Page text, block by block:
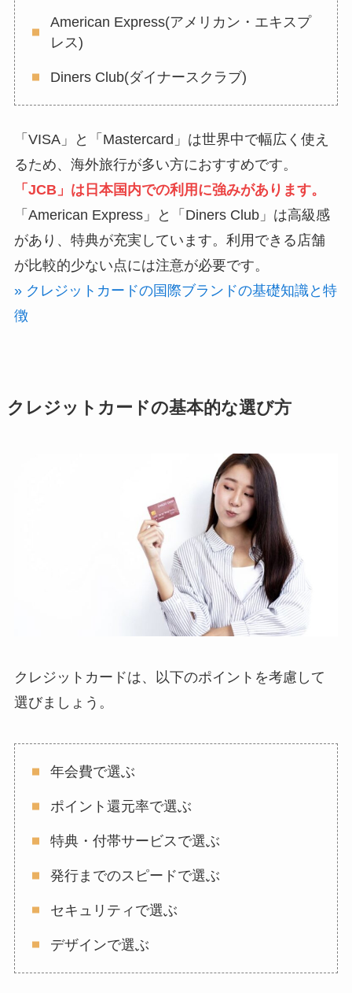
American Express(アメリカン・エキスプ
レス)
Diners Club(ダイナースクラブ)
「VISA」と「Mastercard」は世界中で幅広く使え
るため、海外旅行が多い方におすすめです。
「JCB」は日本国内での利用に強みがあります。
「American Express」と「Diners Club」は高級感
があり、特典が充実しています。利用できる店舗
が比較的少ない点には注意が必要です。
» クレジットカードの国際ブランドの基礎知識と特
徴
クレジットカードの基本的な選び方
クレジットカードは、以下のポイントを考慮して
選びましょう。
年会費で選ぶ
ポイント還元率で選ぶ
特典・付帯サービスで選ぶ
発行までのスピードで選ぶ
セキュリティで選ぶ
デザインで選ぶ